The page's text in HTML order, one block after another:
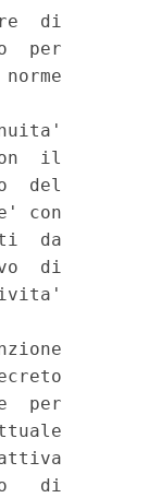
di
per
il
del
con
da
di
per
di